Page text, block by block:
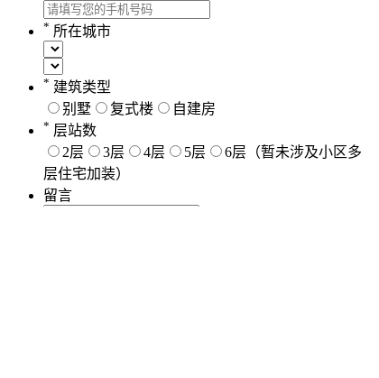
* 所在城市
* 建筑类型
别墅
复式楼 自建房
* 层站数
2层
3层 4层 5层
6层（暂未涉及小区多
层住宅加装）
留言